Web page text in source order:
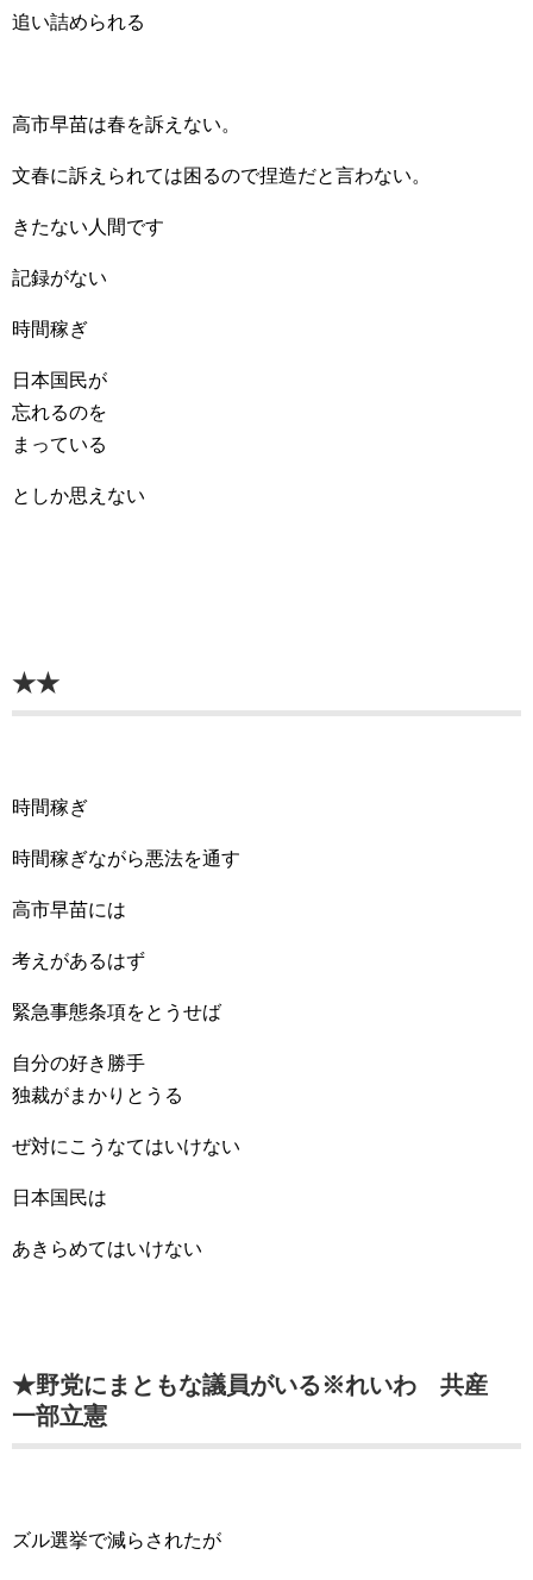
追い詰められる
高市早苗は春を訴えない。
文春に訴えられては困るので捏造だと言わない。
きたない人間です
記録がない
時間稼ぎ
日本国民が
忘れるのを
まっている
としか思えない
★★
時間稼ぎ
時間稼ぎながら悪法を通す
高市早苗には
考えがあるはず
緊急事態条項をとうせば
自分の好き勝手
独裁がまかりとうる
ぜ対にこうなてはいけない
日本国民は
あきらめてはいけない
★野党にまともな議員がいる※れいわ 共産
一部立憲
ズル選挙で減らされたが